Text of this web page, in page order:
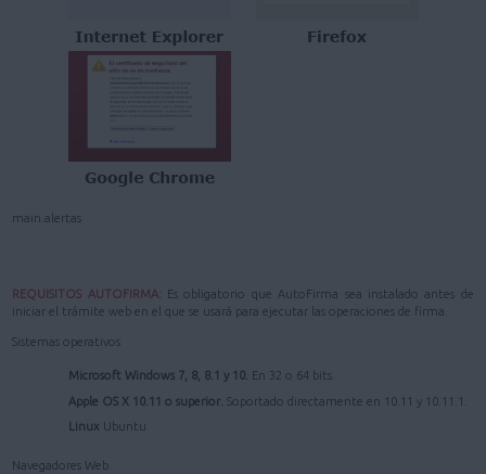
main.alertas
REQUISITOS AUTOFIRMA: Es obligatorio que AutoFirma sea instalado antes de
iniciar el trámite web en el que se usará para ejecutar las operaciones de firma.
Sistemas operativos
Microsoft Windows 7, 8, 8.1 y 10. En 32 o 64 bits.
Apple OS X 10.11 o superior. Soportado directamente en 10.11 y 10.11.1.
Linux Ubuntu
Navegadores Web